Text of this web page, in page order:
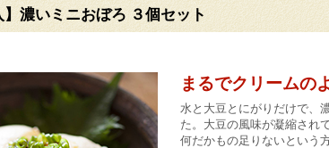
】濃いミニおぼろ ３個セット
まるでクリームの
水と大豆とにがりだけで、
た。大豆の風味が凝縮され
何だかもの足りないという